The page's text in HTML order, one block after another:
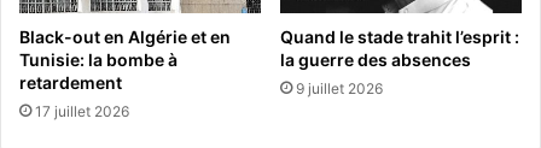
Black-out en Algérie et en
Tunisie: la bombe à
retardement
17 juillet 2026
Quand le stade trahit l’esprit :
la guerre des absences
9 juillet 2026